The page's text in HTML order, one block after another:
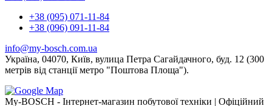
+38 (095) 071-11-84
+38 (096) 091-11-84
info@my-bosch.com.ua
Україна, 04070, Київ, вулица Петра Сагайдачного, буд. 12 (300
метрів від станції метро "Поштова Площа").
My-BOSCH - Інтернет-магазин побутової техніки | Офіційний